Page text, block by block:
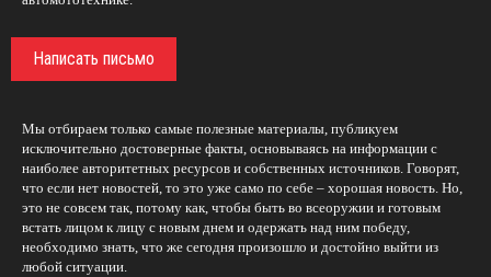
Написать письмо
Мы отбираем только самые полезные материалы, публикуем
исключительно достоверные факты, основываясь на информации с
наиболее авторитетных ресурсов и собственных источников. Говорят,
что если нет новостей, то это уже само по себе – хорошая новость. Но,
это не совсем так, потому как, чтобы быть во всеоружии и готовым
встать лицом к лицу с новым днем и одержать над ним победу,
необходимо знать, что же сегодня произошло и достойно выйти из
любой ситуации.